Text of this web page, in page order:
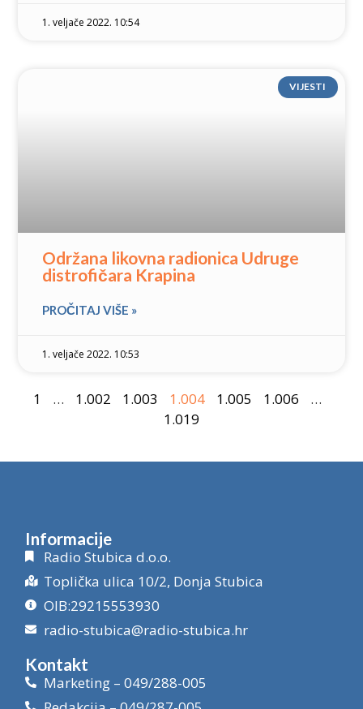
1. veljače 2022. 10:54
VIJESTI
Održana likovna radionica Udruge
distrofičara Krapina
PROČITAJ VIŠE »
1. veljače 2022. 10:53
1 … 1.002 1.003 1.004 1.005 1.006
…
1.019
Informacije
Radio Stubica d.o.o.
Toplička ulica 10/2, Donja Stubica
OIB:29215553930
radio-stubica@radio-stubica.hr
Kontakt
Marketing – 049/288-005